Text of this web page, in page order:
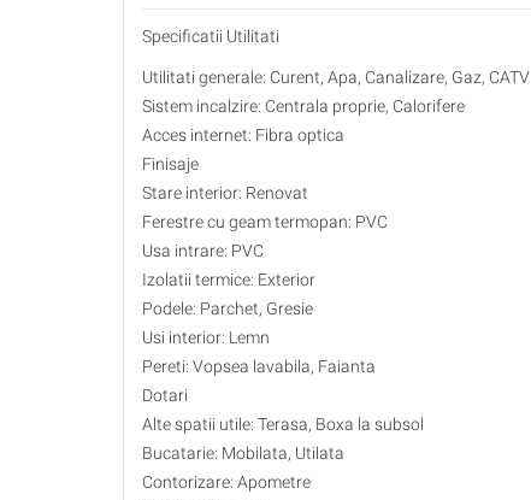
Specificatii Utilitati
Utilitati generale: Curent, Apa, Canalizare, Gaz, CATV
Sistem incalzire: Centrala proprie, Calorifere
Acces internet: Fibra optica
Finisaje
Stare interior: Renovat
Ferestre cu geam termopan: PVC
Usa intrare: PVC
Izolatii termice: Exterior
Podele: Parchet, Gresie
Usi interior: Lemn
Pereti: Vopsea lavabila, Faianta
Dotari
Alte spatii utile: Terasa, Boxa la subsol
Bucatarie: Mobilata, Utilata
Contorizare: Apometre